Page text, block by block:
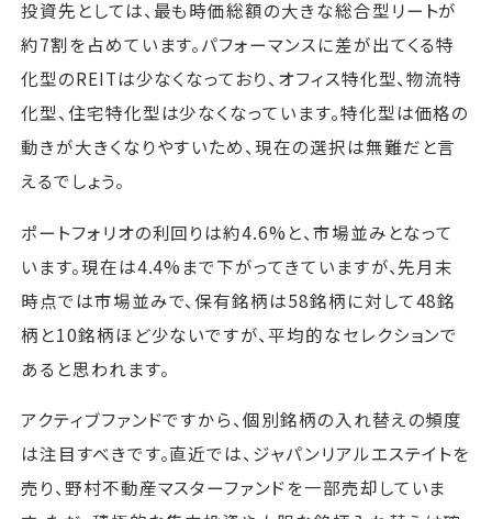
投資先としては、最も時価総額の大きな総合型リートが
約7割を占めています。パフォーマンスに差が出てくる特
化型のREITは少なくなっており、オフィス特化型、物流特
化型、住宅特化型は少なくなっています。特化型は価格の
動きが大きくなりやすいため、現在の選択は無難だと言
えるでしょう。
ポートフォリオの利回りは約4.6%と、市場並みとなって
います。現在は4.4%まで下がってきていますが、先月末
時点では市場並みで、保有銘柄は58銘柄に対して48銘
柄と10銘柄ほど少ないですが、平均的なセレクションで
あると思われます。
アクティブファンドですから、個別銘柄の入れ替えの頻度
は注目すべきです。直近では、ジャパンリアルエステイトを
売り、野村不動産マスターファンドを一部売却していま